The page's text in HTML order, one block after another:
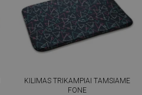
KILIMAS TRIKAMPIAI TAMSIAME
FONE